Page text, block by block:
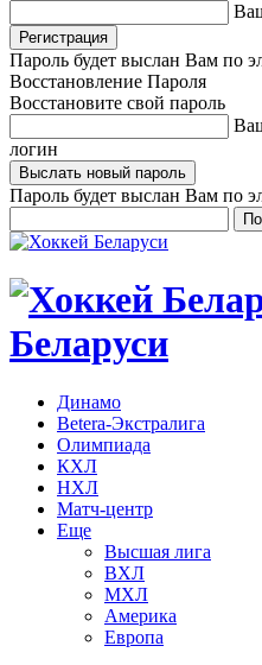
Пароль будет выслан Вам по
Восстановление Пароля
Восстановите свой пароль
логин
Пароль будет выслан Вам по
Беларуси
Динамо
Betera-Экстралига
Олимпиада
КХЛ
НХЛ
Матч-центр
Еще
Высшая лига
ВХЛ
МХЛ
Америка
Европа